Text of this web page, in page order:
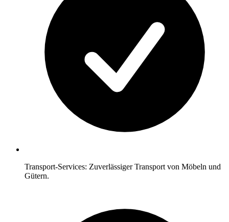
Transport-Services: Zuverlässiger Transport von Möbeln und
Gütern.